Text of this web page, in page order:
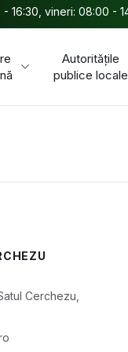
16:30, vineri: 08:00 -
Autoritățile
publice locale
Cerchezu,